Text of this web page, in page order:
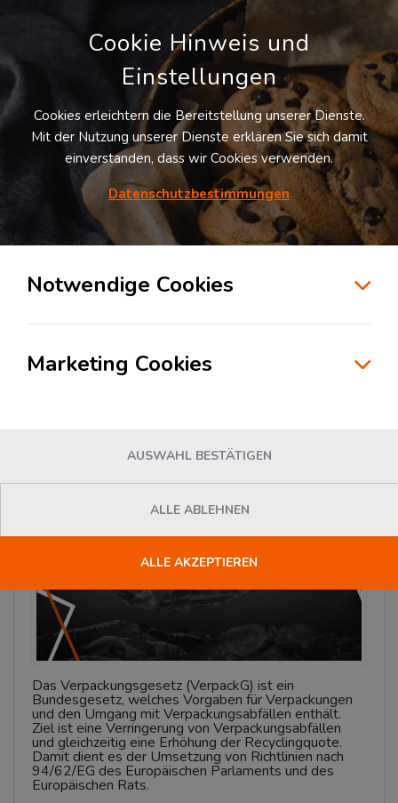
Suche
Das Verpackungsgesetz 2022: Was sich
Das Verpackungsgesetz (VerpackG) ist ein
Bundesgesetz, welches Vorgaben für Verpackungen
und den Umgang mit Verpackungsabfällen enthält.
Ziel ist eine Verringerung von Verpackungsabfällen
und gleichzeitig eine Erhöhung der Recyclingquote.
Damit dient es der Umsetzung von Richtlinien nach
94/62/EG des Europäischen Parlaments und des
Europäischen Rats.
Cookie Hinweis und
Einstellungen
Cookies erleichtern die Bereitstellung unserer Dienste.
Mit der Nutzung unserer Dienste erklären Sie sich damit
einverstanden, dass wir Cookies verwenden.
Datenschutzbestimmungen
Notwendige Cookies
Marketing Cookies
AUSWAHL BESTÄTIGEN
ALLE ABLEHNEN
ALLE AKZEPTIEREN